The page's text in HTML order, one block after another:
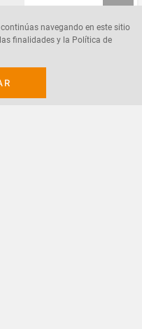
navegando en este sitio
finalidades y la Política de